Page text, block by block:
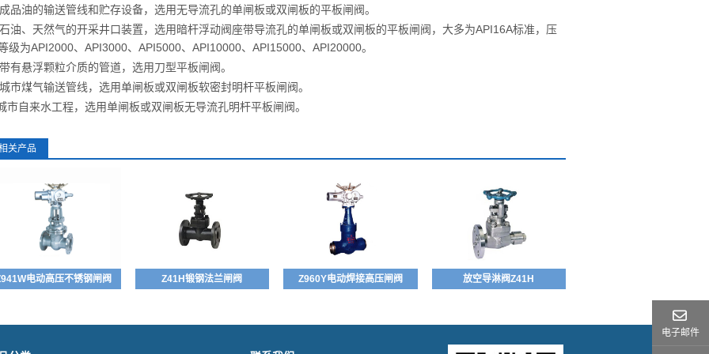
品油的输送管线和贮存设备，选用无导流孔的单闸板或双闸板的平板闸阀。
油、天然气的开采井口装置，选用暗杆浮动阀座带导流孔的单闸板或双闸板的平板闸阀，大多为API16A标准，压
级为API2000、API3000、API5000、API10000、API15000、API20000。
有悬浮颗粒介质的管道，选用刀型平板闸阀。
市煤气输送管线，选用单闸板或双闸板软密封明杆平板闸阀。
市自来水工程，选用单闸板或双闸板无导流孔明杆平板闸阀。
关产品
电动高压不锈钢闸阀 Z41H锻钢法兰闸阀 Z960Y电动焊接高压闸阀 放空导淋阀Z41H
电子邮件